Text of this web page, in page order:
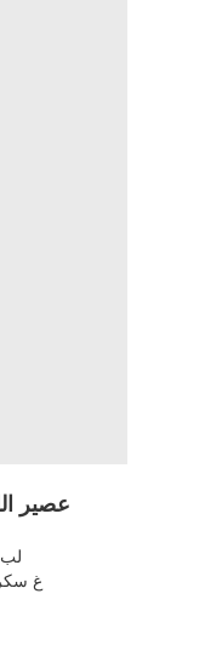
عصير
- لب 3 حبات ليمون أخضر